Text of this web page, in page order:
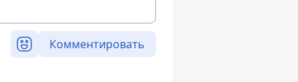
Комментировать